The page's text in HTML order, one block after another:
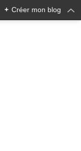
+ Créer mon blog